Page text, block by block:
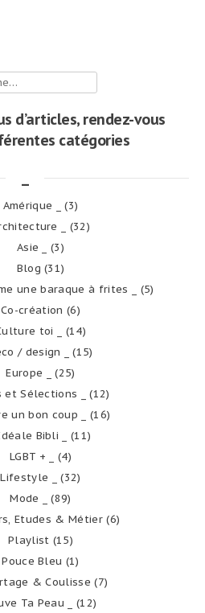
:
d’articles, rendez-vous
catégories
Amérique _
(3)
_
(32)
Asie _
(3)
Blog (31)
une baraque à frites _
(5)
Co-création (6)
toi _
(14)
/ design _
(15)
Europe _
(25)
et Sélections _
(12)
un bon coup _
(16)
Bibli _
(11)
LGBT + _
(4)
Lifestyle _
(32)
Mode _
(89)
Etudes & Métier(6)
Playlist (15)
Pouce Bleu (1)
& Coulisse (7)
Ta Peau _
(12)